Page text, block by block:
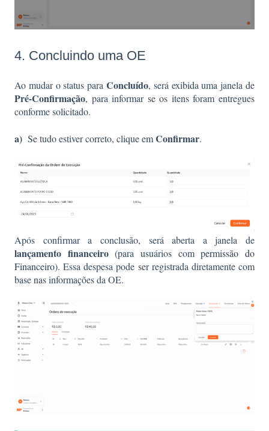
4. Concluindo uma OE
Ao mudar o status para Concluído, será exibida uma janela de
Pré-Confirmação, para informar se os itens foram entregues
conforme solicitado.
a) Se tudo estiver correto, clique emConfirmar.
Após confirmar a conclusão, será aberta a janela de
lançamento financeiro(para usuários compermissão do
Financeiro). Essa despesa pode ser registrada diretamente com
base nas informações da OE.